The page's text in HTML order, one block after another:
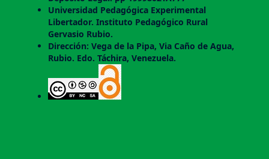
Universidad Pedagógica Experimental
Libertador. Instituto Pedagógico Rural
Gervasio Rubio.
Dirección: Vega de la Pipa, Via Caño de Agua,
Rubio. Edo. Táchira, Venezuela.